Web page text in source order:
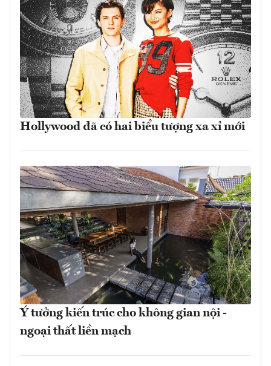
Hollywood đã có hai biểu tượng xa xỉ mới
Ý tưởng kiến trúc cho không gian nội -
ngoại thất liền mạch